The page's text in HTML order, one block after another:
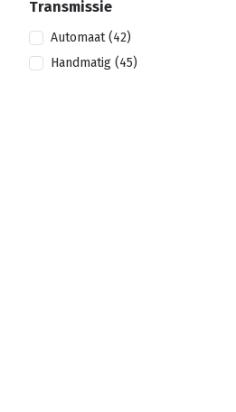
Transmissie
Automaat (42)
Handmatig (45)